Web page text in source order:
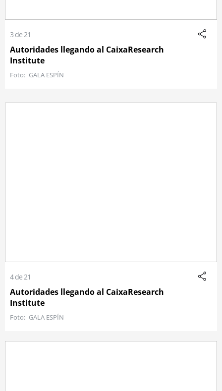
3 de 21
Autoridades llegando al CaixaResearch
Institute
GALA ESPÍN
4 de 21
Autoridades llegando al CaixaResearch
Institute
GALA ESPÍN